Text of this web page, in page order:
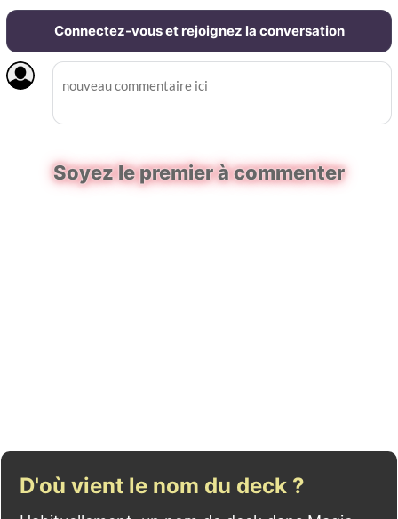
Connectez-vous et rejoignez la conversation
Soyez le premier à commenter
D'où vient le nom du deck ?